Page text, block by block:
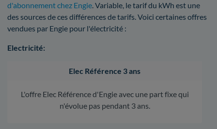
d'abonnement chez Engie. Variable, le tarif du kWh est une
des sources de ces différences de tarifs. Voici certaines offres
vendues par Engie pour l'électricité :
Electricité:
Elec Référence 3 ans
L'offre Elec Référence d'Engie avec une part fixe qui
n'évolue pas pendant 3 ans.